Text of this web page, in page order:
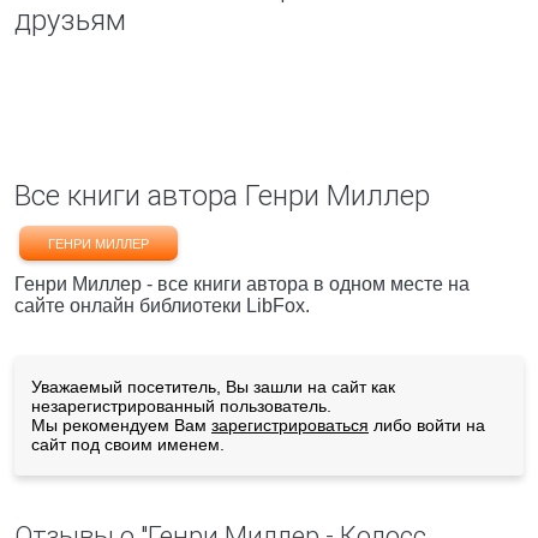
друзьям
Все книги автора Генри Миллер
ГЕНРИ МИЛЛЕР
Генри Миллер - все книги автора в одном месте на
сайте онлайн библиотеки LibFox.
Уважаемый посетитель, Вы зашли на сайт как
незарегистрированный пользователь.
Мы рекомендуем Вам зарегистрироваться либо войти на
сайт под своим именем.